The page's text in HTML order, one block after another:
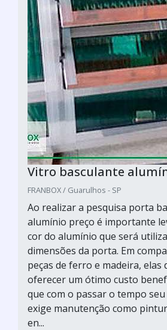
Vitro basculante
FRANBOX / Guarulhos - SP
Ao realizar a pesquisa porta
alumínio preço é importante
cor do alumínio que será
dimensões da porta. Em
peças de ferro e madeira, elas
oferecer um ótimo custo
que com o passar o tempo
exige manutenção como
en...